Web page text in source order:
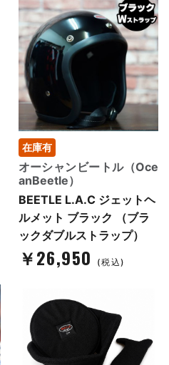
在庫有
オーシャンビートル（Oce
anBeetle）
BEETLE L.A.C ジェットヘ
ルメット ブラック （ブラ
ックダブルストラップ）
￥26,950 (税込)